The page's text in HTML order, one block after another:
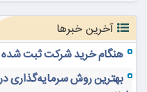
آخرین خبرها
هنگام خرید شرکت ثبت شده
بهترین روش سرمایه‌گذاری در